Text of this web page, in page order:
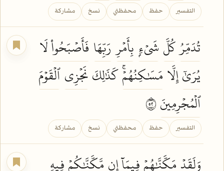
التفسير حفظ محفظتي نسخ مشاركة
تُدَمِّرُكُلَّ شَيۡءِۭ بِأَمۡرِ رَبِّهَا فَأَصۡبَحُواْلَا
يُرَىٰٓإِلَّا مَسَٰكِنُهُمۡۚكَذَٰلِكَنَجۡزِي ٱلۡقَوۡمَ
ٱلۡمُجۡرِمِينَ
التفسير حفظ محفظتي نسخ مشاركة
وَلَقَدۡ مَكَّنَّٰهُمۡفِيمَآ إِن مَّكَّنَّٰكُمۡفِيهِ